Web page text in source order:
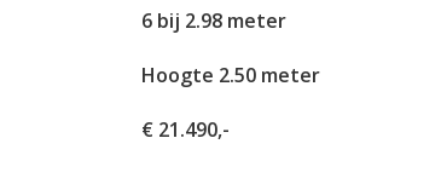
6 bij 2.98 meter
Hoogte 2.50 meter
€ 21.490,-